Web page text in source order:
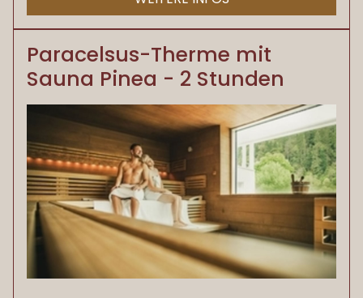
Paracelsus-Therme mit
Sauna Pinea - 2 Stunden